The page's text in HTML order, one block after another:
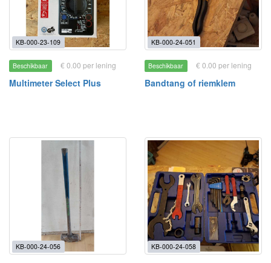
KB-000-23-109
Beschikbaar € 0.00 per lening
Multimeter Select Plus
KB-000-24-051
Beschikbaar € 0.00 per lening
Bandtang of riemklem
KB-000-24-056 KB-000-24-058